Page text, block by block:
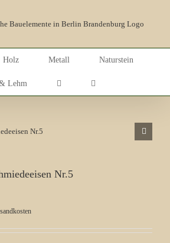
Holz Metall Naturstein
Lehm
Nr.5